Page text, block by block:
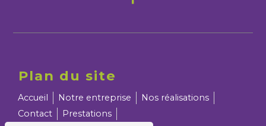
Plan du site
Accueil Notre entreprise
Nos réalisations
Contact
Prestations